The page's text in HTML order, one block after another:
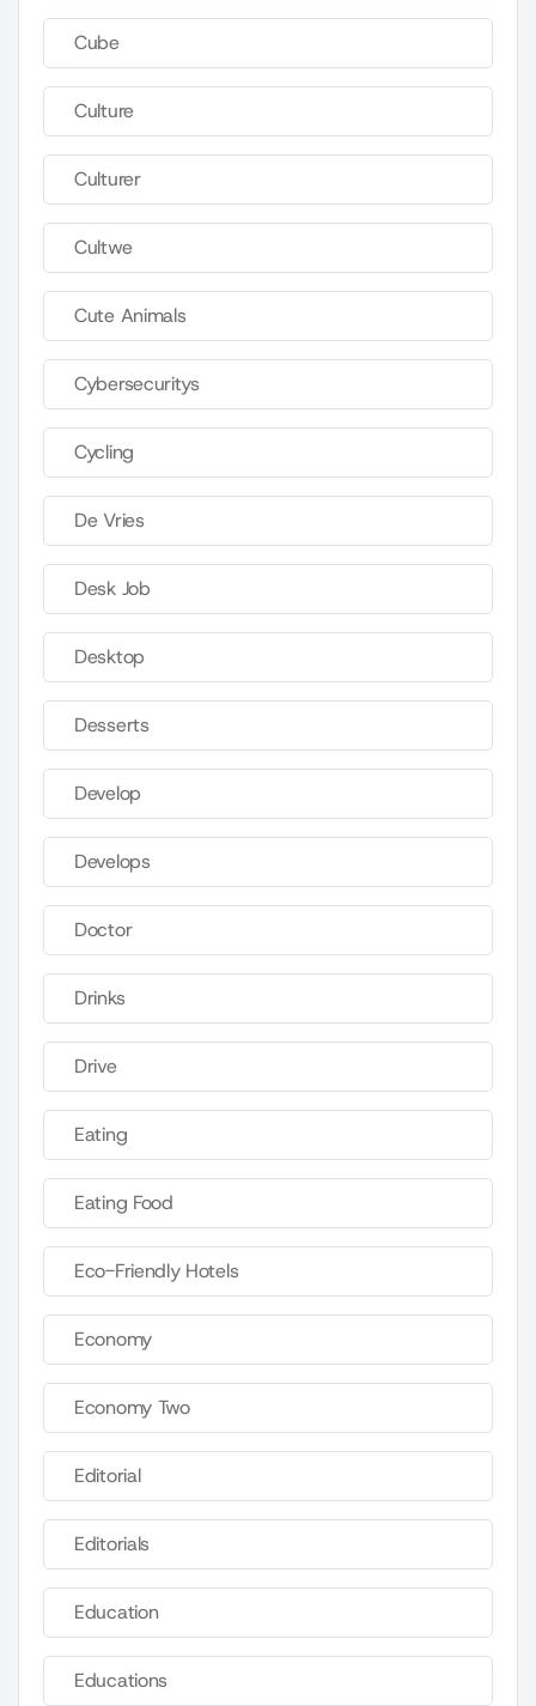
Cube
Culture
Culturer
Cultwe
Cute Animals
Cybersecuritys
Cycling
De Vries
Desk Job
Desktop
Desserts
Develop
Develops
Doctor
Drinks
Drive
Eating
Eating Food
Eco-Friendly Hotels
Economy
Economy Two
Editorial
Editorials
Education
Educations